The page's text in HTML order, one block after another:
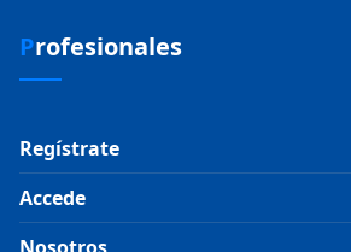
Profesionales
Regístrate
Accede
Nosotros